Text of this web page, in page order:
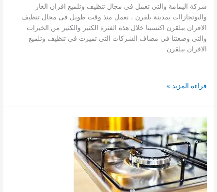
شركة اليمامة والتى تعمل فى مجال تنظيف وتلميع افران الغاز
والبوتجازاات بمدينة بلقرن ، نعمل منذ وقت طويل فى مجال تنظيف
الافران ببلقرن اكتسبنا خلال هذة الفترة الكثير والكثير من الخيرات
والتى وضعتنا فى مصاف الشركات التى تميزت فى تنظيف وتلميع
الافران ببلقرن
شركة
افران
ببلقرن
قراءة المزيد »